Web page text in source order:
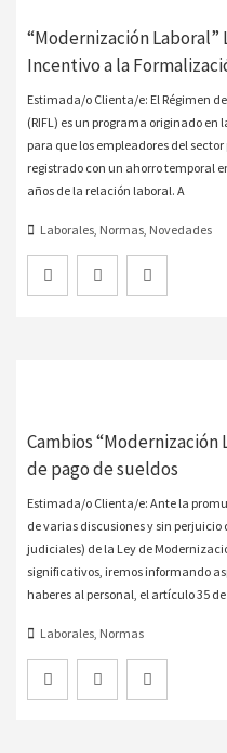
“Modernización Laboral”
Incentivo a la
Estimada/o Clienta/e: El Régimen
(RIFL) es un programa originado en
para que los empleadores del
registrado con un ahorro temporal
años de la relación laboral. A
Laborales, Normas, Novedades
Cambios “Modernización
de pago de sueldos
Estimada/o Clienta/e: Ante la
de varias discusiones y sin
judiciales) de la Ley de
significativos, iremos informando
haberes al personal, el artículo 35
Laborales, Normas